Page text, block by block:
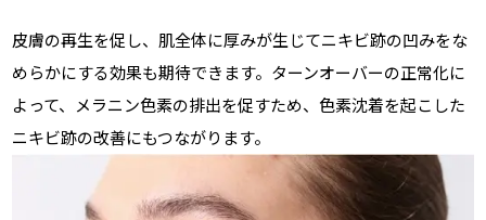
皮膚の再生を促し、肌全体に厚みが生じてニキビ跡の凹みをな
めらかにする効果も期待できます。ターンオーバーの正常化に
よって、メラニン色素の排出を促すため、色素沈着を起こした
ニキビ跡の改善にもつながります。